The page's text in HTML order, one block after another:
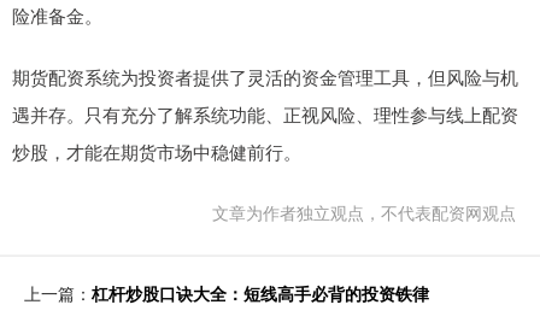
险准备金。
期货配资系统为投资者提供了灵活的资金管理工具，但风险与机
遇并存。只有充分了解系统功能、正视风险、理性参与线上配资
炒股，才能在期货市场中稳健前行。
文章为作者独立观点，不代表配资网观点
上一篇： 杠杆炒股口诀大全：短线高手必背的投资铁律